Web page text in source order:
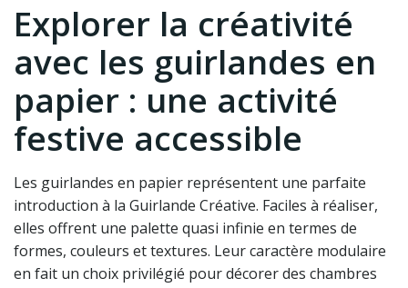
Explorer la créativité
avec les guirlandes en
papier : une activité
festive accessible
Les guirlandes en papier représentent une parfaite
introduction à la Guirlande Créative. Faciles à réaliser,
elles offrent une palette quasi infinie en termes de
formes, couleurs et textures. Leur caractère modulaire
en fait un choix privilégié pour décorer des chambres